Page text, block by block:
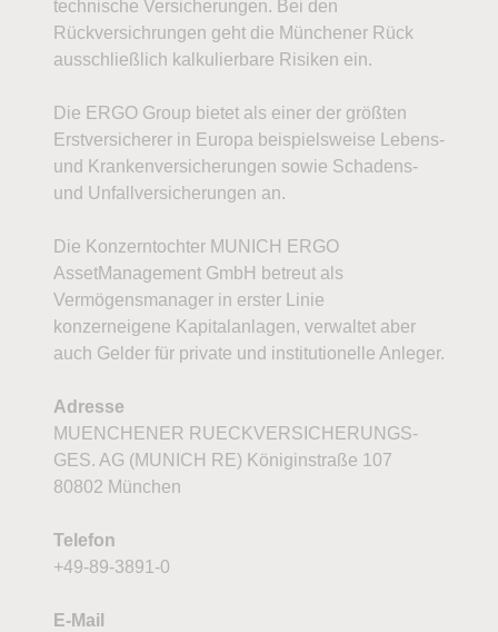
technische Versicherungen. Bei den
Rückversichrungen geht die Münchener Rück
ausschließlich kalkulierbare Risiken ein.
Die ERGO Group bietet als einer der größten
Erstversicherer in Europa beispielsweise Lebens-
und Krankenversicherungen sowie Schadens-
und Unfallversicherungen an.
Die Konzerntochter MUNICH ERGO
AssetManagement GmbH betreut als
Vermögensmanager in erster Linie
konzerneigene Kapitalanlagen, verwaltet aber
auch Gelder für private und institutionelle Anleger.
Adresse
MUENCHENER RUECKVERSICHERUNGS-
GES. AG (MUNICH RE) Königinstraße 107
80802 München
Telefon
+49-89-3891-0
E-Mail